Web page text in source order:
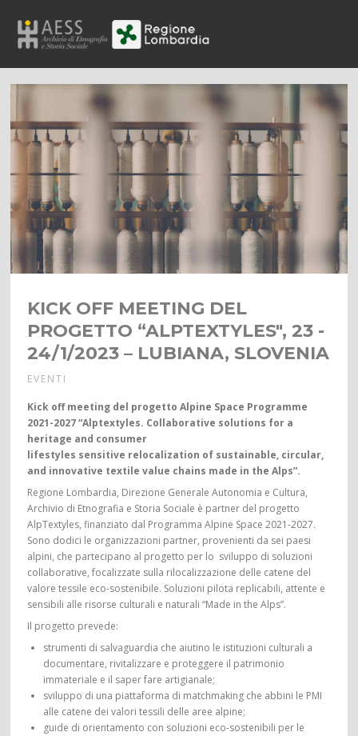
KICK OFF MEETING DEL
PROGETTO “ALPTEXTYLES", 23 -
24/1/2023 – LUBIANA, SLOVENIA
EVENTI
Kick off meeting del progetto Alpine Space Programme
2021-2027 “Alptextyles. Collaborative solutions for a
heritage and consumer
lifestyles sensitive relocalization of sustainable, circular,
and innovative textile value chains made in the Alps”.
Regione Lombardia, Direzione Generale Autonomia e Cultura,
Archivio di Etnografia e Storia Sociale è partner del progetto
AlpTextyles, finanziato dal Programma Alpine Space 2021-2027.
Sono dodici le organizzazioni partner, provenienti da sei paesi
alpini, che partecipano al progetto per lo sviluppo di soluzioni
collaborative, focalizzate sulla rilocalizzazione delle catene del
valore tessile eco-sostenibile. Soluzioni pilota replicabili, attente e
sensibili alle risorse culturali e naturali “Made in the Alps”.
Il progetto prevede:
strumenti di salvaguardia che aiutino le istituzioni culturali a
documentare, rivitalizzare e proteggere il patrimonio
immateriale e il saper fare artigianale;
sviluppo di una piattaforma di matchmaking che abbini le PMI
alle catene dei valori tessili delle aree alpine;
guide di orientamento con soluzioni eco-sostenibili per le